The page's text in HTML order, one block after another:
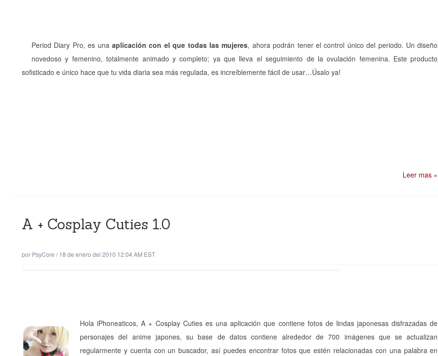
Period Diary Pro, es unaaplicación con el que todas las mujeres, ahora podrán tener el control único del periodo. Un diseño
novedoso y femenino, totalmente animado y completo; ya que lleva el seguimiento de la ovulación femenina. Este producto
sofisticado e único hace que tu vida diaria sea más regulada, es increíblemente fácil de usar…Úsalo ya!
Leer mas »
A + Cosplay Cuties 1.0
por PsyCore /18 de enero del 2010 12:04 AM EST
Hola iPhoneaticos, A + Cosplay Cuties es una aplicación que contiene fotos de lindas japonesas disfrazadas de
personajes del anime japones, su base de datos contiene alrededor de 700 imágenes que se actualizan
regularmente y cuenta con un buscador, así puedes encontrar fotos que estén relacionadas con una palabra en